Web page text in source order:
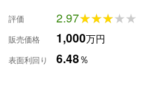
評価 2.97★★★★★
★★★★★
販売価格 1,000万円
表面利回り 6.48％